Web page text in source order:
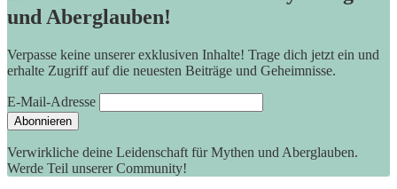
und Aberglauben!
Verpasse keine unserer exklusiven Inhalte! Trage dich jetzt ein und
erhalte Zugriff auf die neuesten Beiträge und Geheimnisse.
E-Mail-Adresse
Verwirkliche deine Leidenschaft für Mythen und Aberglauben.
Werde Teil unserer Community!